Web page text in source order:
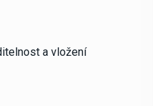
a vložení